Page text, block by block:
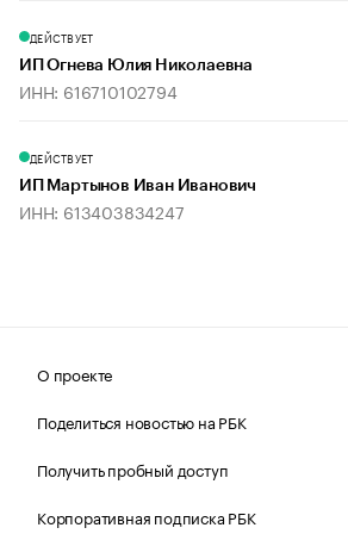
ДЕЙСТВУЕТ
ИП Огнева Юлия Николаевна
ИНН: 616710102794
ДЕЙСТВУЕТ
ИП Мартынов Иван Иванович
ИНН: 613403834247
О проекте
Поделиться новостью на РБК
Получить пробный доступ
Корпоративная подписка РБК